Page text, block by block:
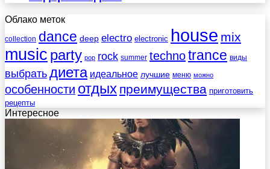
Облако меток
collection dance deep electro electronic house mix
music party pop rock summer technotrance виды
выбратьдиета идеальное лучшие меню можно
особенности отдых преимущества приготовить
рецепты
Интересное